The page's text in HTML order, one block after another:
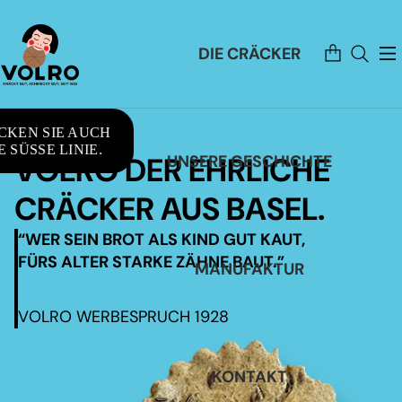
DIE CRÄCKER
UNSERE GESCHICHTE
MANUFAKTUR
KONTAKT
Artikel
im
Warenkorb
SIE AUCH
SÜSSE LINIE.
VOLRO DER EHRLICHE
CRÄCKER AUS BASEL.
“WER SEIN BROT ALS KIND GUT KAUT,
FÜRS ALTER STARKE ZÄHNE BAUT.”
VOLRO WERBESPRUCH 1928